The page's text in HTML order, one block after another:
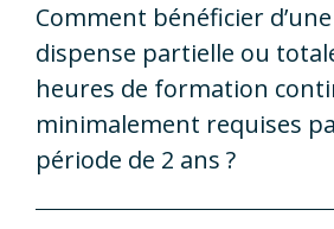
Comment bénéficier d’une
dispense partielle ou
heures de formation
minimalement requises
période de 2 ans ?